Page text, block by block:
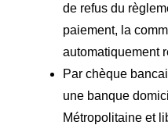
de refus du
paiement, la
automatiquement
Par chèque
une banque
Métropolitaine et